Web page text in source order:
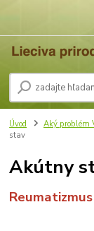
Úvod Aký problém
stav
Akútny